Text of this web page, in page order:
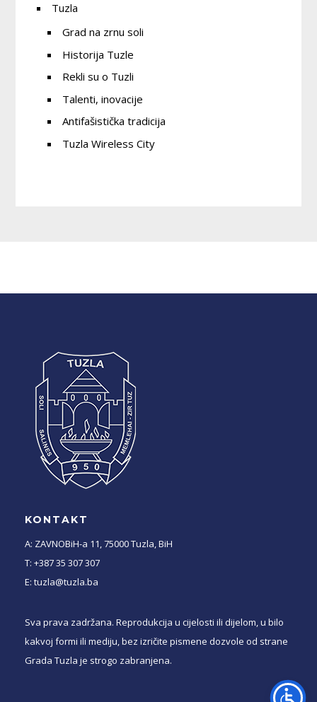
Tuzla
Grad na zrnu soli
Historija Tuzle
Rekli su o Tuzli
Talenti, inovacije
Antifašistička tradicija
Tuzla Wireless City
KONTAKT
A: ZAVNOBiH-a 11, 75000 Tuzla, BiH
T: +387 35 307 307
E: tuzla@tuzla.ba
Sva prava zadržana. Reprodukcija u cijelosti ili dijelom, u bilo
kakvoj formi ili mediju, bez izričite pismene dozvole od strane
Grada Tuzla je strogo zabranjena.